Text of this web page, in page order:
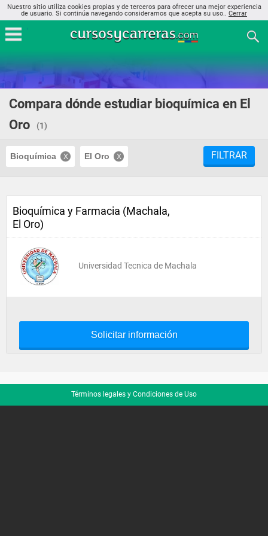
Nuestro sitio utiliza cookies propias y de terceros para ofrecer una mejor experiencia
de usuario. Si continúa navegando consideramos que acepta su uso.. Cerrar
Compara dónde estudiar bioquímica en El
Oro
(1)
Bioquímica El Oro FILTRAR
Bioquímica y Farmacia (Machala,
El Oro)
Universidad Tecnica de Machala
Solicitar información
Términos legales y Condiciones de Uso